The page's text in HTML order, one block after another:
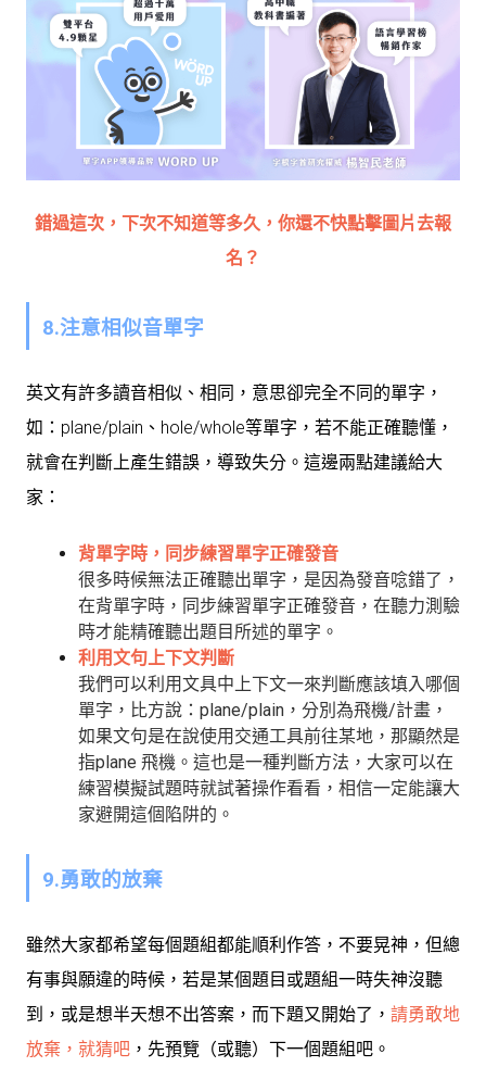
錯過這次，下次不知道等多久，你還不快點擊圖片去報
名？
8.注意相似音單字
英文有許多讀音相似、相同，意思卻完全不同的單字，
如：plane/plain、hole/whole等單字，若不能正確聽懂，
就會在判斷上產生錯誤，導致失分。這邊兩點建議給大
家：
背單字時，同步練習單字正確發音
很多時候無法正確聽出單字，是因為發音唸錯了，
在背單字時，同步練習單字正確發音，在聽力測驗
時才能精確聽出題目所述的單字。
利用文句上下文判斷
我們可以利用文具中上下文一來判斷應該填入哪個
單字，比方說：plane/plain，分別為飛機/計畫，
如果文句是在說使用交通工具前往某地，那顯然是
指plane 飛機。這也是一種判斷方法，大家可以在
練習模擬試題時就試著操作看看，相信一定能讓大
家避開這個陷阱的。
9.勇敢的放棄
雖然大家都希望每個題組都能順利作答，不要晃神，但總
有事與願違的時候，若是某個題目或題組一時失神沒聽
到，或是想半天想不出答案，而下題又開始了， 請勇敢地
放棄，就猜吧 ，先預覽（或聽）下一個題組吧。